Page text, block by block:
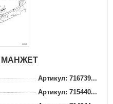
МАНЖЕТ
Артикул: 716739...
Артикул: 715440...